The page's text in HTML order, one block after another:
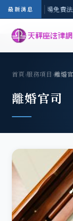
最新消息
區-8/3(一) 現場免費
首頁›服務項目›離婚
離婚官司